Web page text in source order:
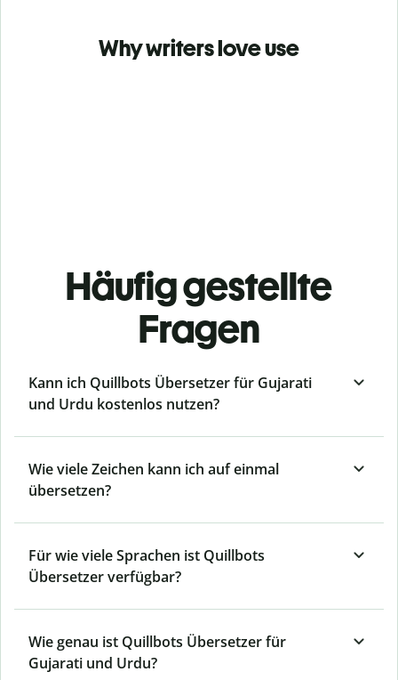
Why writers love use
Häufig gestellte
Fragen
Kann ich Quillbots Übersetzer für Gujarati
und Urdu kostenlos nutzen?
Wie viele Zeichen kann ich auf einmal
übersetzen?
Für wie viele Sprachen ist Quillbots
Übersetzer verfügbar?
Wie genau ist Quillbots Übersetzer für
Gujarati und Urdu?